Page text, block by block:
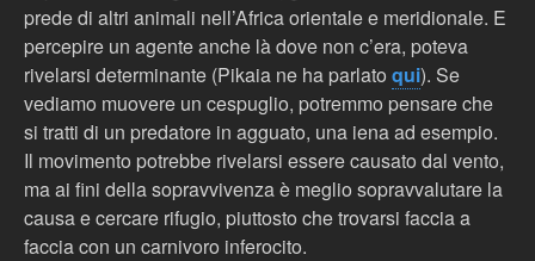
prede di altri animali nell’Africa orientale e meridionale. E
percepire un agente anche là dove non c’era, poteva
rivelarsi determinante (Pikaia ne ha parlato qui). Se
vediamo muovere un cespuglio, potremmo pensare che
si tratti di un predatore in agguato, una iena ad esempio.
Il movimento potrebbe rivelarsi essere causato dal vento,
ma ai fini della sopravvivenza è meglio sopravvalutare la
causa e cercare rifugio, piuttosto che trovarsi faccia a
faccia con un carnivoro inferocito.